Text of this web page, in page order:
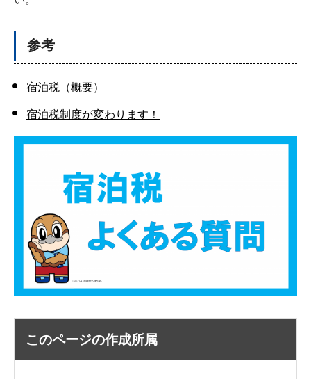
参考
宿泊税（概要）
宿泊税制度が変わります！
このページの作成所属